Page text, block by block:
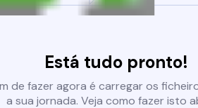
Está tudo pronto!
de fazer agora é carregar os
a sua jornada. Veja como fazer isto